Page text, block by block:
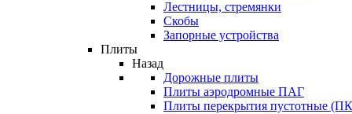
Лестницы, стремянки
Скобы
Запорные устройства
Плиты
Назад
Дорожные плиты
Плиты аэродромные ПАГ
Плиты перекрытия пустотные